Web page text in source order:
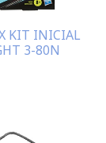
KIT INICIAL
3-80N